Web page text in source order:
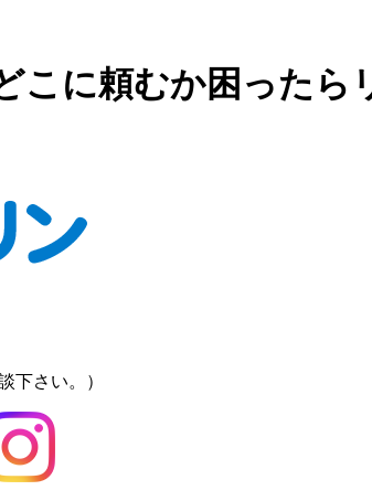
こに頼むか困った
下さい。）